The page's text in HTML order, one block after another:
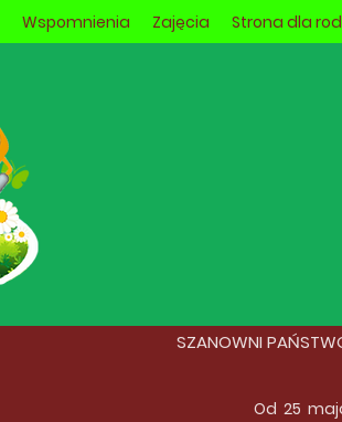
Wspomnienia Zajęcia Strona dla
SZANOWNI
Od 25